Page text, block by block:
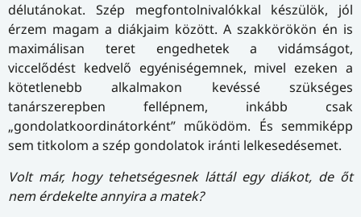
délutánokat. Szép megfontolnivalókkal készülök, jól
érzem magam a diákjaim között. A szakkörökön én is
maximálisan teret engedhetek a vidámságot,
viccelődést kedvelő egyéniségemnek, mivel ezeken a
kötetlenebb alkalmakon kevéssé szükséges
tanárszerepben fellépnem, inkább csak
„gondolatkoordinátorként” működöm. És semmiképp
sem titkolom a szép gondolatok iránti lelkesedésemet.
Volt már, hogy tehetségesnek láttál egy diákot, de őt
nem érdekelte annyira a matek?